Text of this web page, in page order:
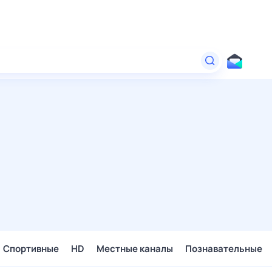
Спортивные HD Местные каналы Познавательные